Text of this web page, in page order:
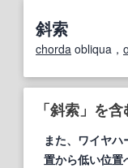
斜索
chorda obliqua，
「斜索」を
また、ワイヤ
置から低い位置